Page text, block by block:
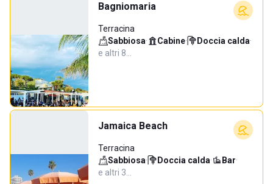
Bagniomaria
Terracina
Sabbiosa· Cabine· Doccia calda·
e altri 8…
Jamaica Beach
Terracina
Sabbiosa· Doccia calda· Bar·
e altri 3…